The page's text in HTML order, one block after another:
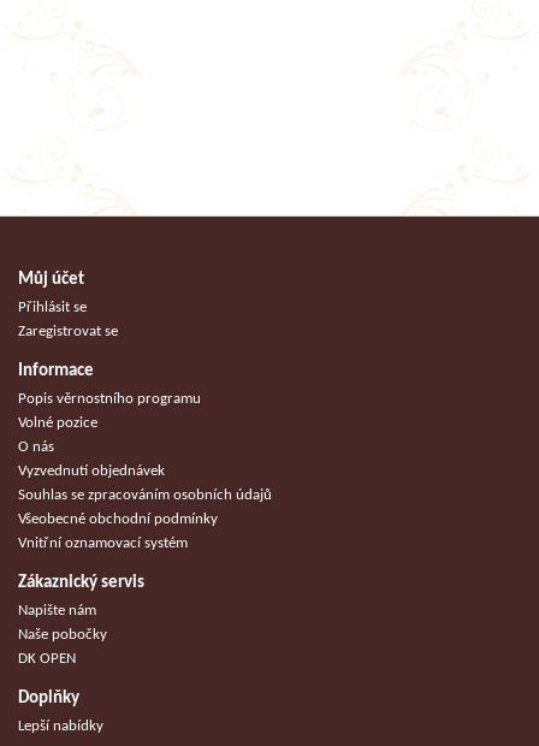
Můj účet
Přihlásit se
Zaregistrovat se
Informace
Popis věrnostního programu
Volné pozice
O nás
Vyzvednutí objednávek
Souhlas se zpracováním osobních údajů
Všeobecné obchodní podmínky
Vnitřní oznamovací systém
Zákaznický servis
Napište nám
Naše pobočky
DK OPEN
Doplňky
Lepší nabídky